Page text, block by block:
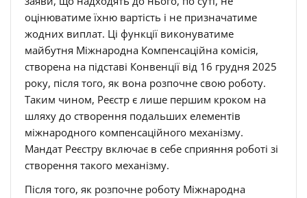
оцінюватиме їхню вартість і не призначатиме
жодних виплат. Ці функції виконуватиме
майбутня Міжнародна Компенсаційна комісія,
створена на підставі Конвенції від 16 грудня 2025
року, після того, як вона розпочне свою роботу.
Таким чином, Реєстр є лише першим кроком на
шляху до створення подальших елементів
міжнародного компенсаційного механізму.
Мандат Реєстру включає в себе сприяння роботі зі
створення такого механізму.
Після того, як розпочне роботу Міжнародна